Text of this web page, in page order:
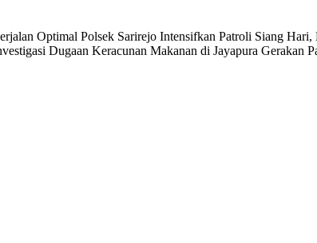
Optimal Polsek Sarirejo Intensifkan Patroli Siang
Dugaan Keracunan Makanan di Jayapura Gerakan